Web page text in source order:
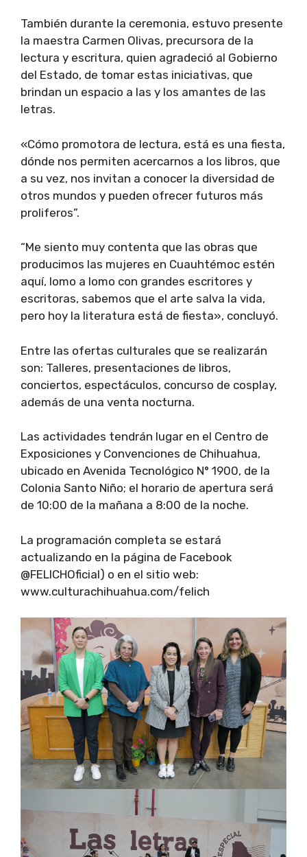
También durante la ceremonia, estuvo presente
la maestra Carmen Olivas, precursora de la
lectura y escritura, quien agradeció al Gobierno
del Estado, de tomar estas iniciativas, que
brindan un espacio a las y los amantes de las
letras.
«Cómo promotora de lectura, está es una fiesta,
dónde nos permiten acercarnos a los libros, que
a su vez, nos invitan a conocer la diversidad de
otros mundos y pueden ofrecer futuros más
proliferos”.
“Me siento muy contenta que las obras que
producimos las mujeres en Cuauhtémoc estén
aquí, lomo a lomo con grandes escritores y
escritoras, sabemos que el arte salva la vida,
pero hoy la literatura está de fiesta», concluyó.
Entre las ofertas culturales que se realizarán
son: Talleres, presentaciones de libros,
conciertos, espectáculos, concurso de cosplay,
además de una venta nocturna.
Las actividades tendrán lugar en el Centro de
Exposiciones y Convenciones de Chihuahua,
ubicado en Avenida Tecnológico N° 1900, de la
Colonia Santo Niño; el horario de apertura será
de 10:00 de la mañana a 8:00 de la noche.
La programación completa se estará
actualizando en la página de Facebook
@FELICHOficial) o en el sitio web:
www.culturachihuahua.com/felich